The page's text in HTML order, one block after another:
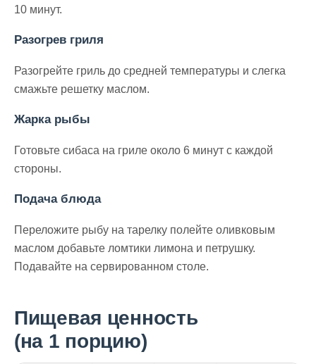
10 минут.
Разогрев гриля
Разогрейте гриль до средней температуры и слегка
смажьте решетку маслом.
Жарка рыбы
Готовьте сибаса на гриле около 6 минут с каждой
стороны.
Подача блюда
Переложите рыбу на тарелку полейте оливковым
маслом добавьте ломтики лимона и петрушку.
Подавайте на сервированном столе.
Пищевая ценность
(на 1 порцию)